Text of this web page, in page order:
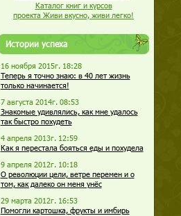
Каталог книг и курсов
проекта Живи вкусно, живи легко!
Истории успеха
16 ноября 2015г. 18:28
Теперь я точно знаю: в 40 лет жизнь
только начинается!
7 августа 2014г. 08:53
Знакомые удивлялись, как мне удалось
так быстро похудеть
4 апреля 2013г. 12:59
Как я перестала бояться еды и похудела
9 апреля 2012г. 10:18
О революции цели, ветре перемен и о
том, как далеко он меня унёс
29 марта 2012г. 16:53
Помогли картошка, фрукты и имбирь